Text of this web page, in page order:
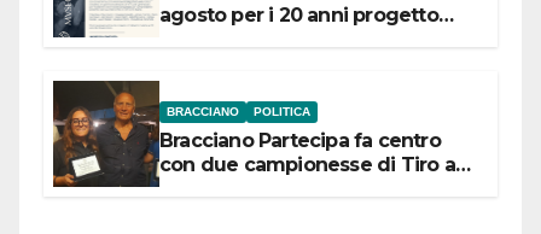
agosto per i 20 anni progetto
BRACCIANO POLITICA
Bracciano Partecipa fa centro
con due campionesse di Tiro a